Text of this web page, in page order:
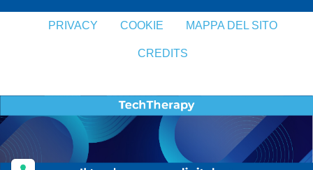
PRIVACY COOKIE MAPPA DEL SITO
CREDITS